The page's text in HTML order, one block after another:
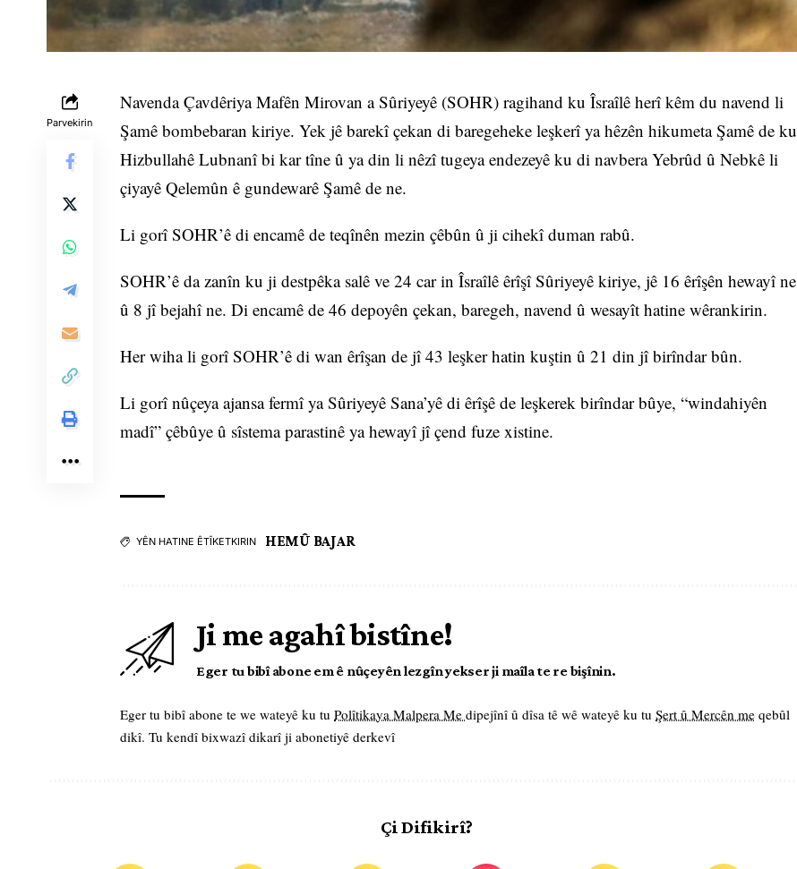
Parvekirin
Navenda Çavdêriya Mafên Mirovan a Sûriyeyê (SOHR) ragihand ku Îsraîlê herî kêm du navend li
Şamê bombebaran kiriye. Yek jê barekî çekan di baregeheke leşkerî ya hêzên hikumeta Şamê de ku
Hizbullahê Lubnanî bi kar tîne û ya din li nêzî tugeya endezeyê ku di navbera Yebrûd û Nebkê li
çiyayê Qelemûn ê gundewarê Şamê de ne.
Li gorî SOHR’ê di encamê de teqînên mezin çêbûn û ji cihekî duman rabû.
SOHR’ê da zanîn ku ji destpêka salê ve 24 car in Îsraîlê êrîşî Sûriyeyê kiriye, jê 16 êrîşên hewayî ne
û 8 jî bejahî ne. Di encamê de 46 depoyên çekan, baregeh, navend û wesayît hatine wêrankirin.
Her wiha li gorî SOHR’ê di wan êrîşan de jî 43 leşker hatin kuştin û 21 din jî birîndar bûn.
Li gorî nûçeya ajansa fermî ya Sûriyeyê Sana’yê di êrîşê de leşkerek birîndar bûye, “windahiyên
madî” çêbûye û sîstema parastinê ya hewayî jî çend fuze xistine.
YÊN HATINE ÊTÎKETKIRIN HEMÛ BAJAR
Ji me agahî bistîne!
Eger tu bibî abone em ê nûçeyên lezgîn yekser ji maîla te re bişînin.
Eger tu bibî abone te we wateyê ku tu Polîtikaya Malpera Me dipejînî û dîsa tê wê wateyê ku tu Şert û Mercên me qebûl
dikî. Tu kendî bixwazî dikarî ji abonetiyê derkevî
Çi Difikirî?